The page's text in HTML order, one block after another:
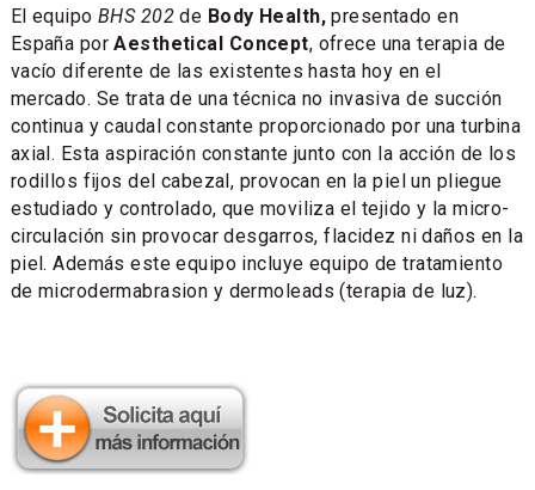
El equipo BHS 202de Body Health,presentado en
España porAesthetical Concept, ofrece una terapia de
vacío diferente de las existentes hasta hoy en el
mercado. Se trata de una técnica no invasiva de succión
continua y caudal constante proporcionado por una turbina
axial. Esta aspiración constante junto con la acción de los
rodillos fijos del cabezal, provocan en la piel un pliegue
estudiado y controlado, que moviliza el tejido y la micro-
circulación sin provocar desgarros, flacidez ni daños en la
piel. Además este equipo incluye equipo de tratamiento
de microdermabrasion y dermoleads (terapia de luz).